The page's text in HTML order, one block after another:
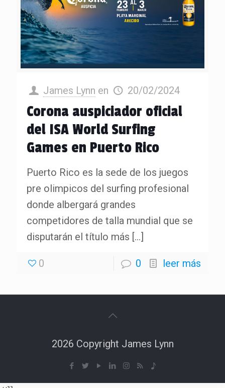
James Lynn en 20/02/2024
Corona auspiciador oficial
del ISA World Surfing
Games en Puerto Rico
Puerto Rico es la sede de los juegos
pre olimpicos del surfing profesional
donde albergará grandes
competidores de talla mundial que se
disputarán el título más […]
0 0 leer más
2026 Copyright James Lynn